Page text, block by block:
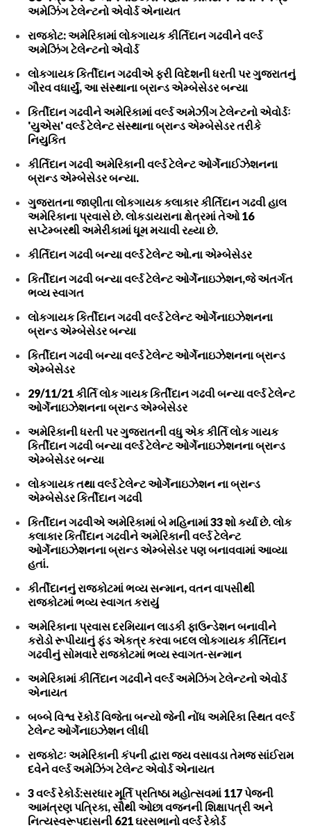
અમેઝિંગ ટેલેન્ટનો એવોર્ડ એનાયત
રાજકોટ: અમેરિકામાં લોકગાયક કીર્તિદાન ગઢવીને વર્લ્ડ
અમેઝિંગ ટેલેન્ટનો એવોર્ડ
લોકગાયક કિર્તીદાન ગઢવીએ ફરી વિદેશની ધરતી પર ગુજરાતનું
ગૌરવ વધાર્યું, આ સંસ્થાના બ્રાન્ડ એમ્બેસેડર બન્યા
કિર્તીદાન ગઢવીને અમેરિકામાં વર્લ્ડ અમેઝીંગ ટેલેન્ટનો એવોર્ડઃ
'યુએસ' વર્લ્ડ ટેલેન્ટ સંસ્થાના બ્રાન્ડ એમ્બેસેડર તરીકે
નિયુકિત
કીર્તિદાન ગઢવી અમેરિકાની વર્લ્ડ ટેલેન્ટ ઓર્ગેનાઈઝેશનના
બ્રાન્ડ એમ્બેસેડર બન્યા.
ગુજરાતના જાણીતા લોકગાયક કલાકાર કીર્તિદાન ગઢવી હાલ
અમેરિકાના પ્રવાસે છે. લોકડાયરાના ક્ષેત્રમાં તેઓ 16
સપ્ટેમ્બરથી અમેરીકામાં ધૂમ મચાવી રહ્યા છે.
કીર્તિદાન ગઢવી બન્યા વર્લ્ડ ટેલેન્ટ ઓ.ના એમ્બેસેડર
કિર્તીદાન ગઢવી બન્યા વર્લ્ડ ટેલેન્ટ ઓર્ગેનાઇઝેશન,જે અંતર્ગત
ભવ્ય સ્વાગત
લોકગાયક કિર્તીદાન ગઢવી વર્લ્ડ ટેલેન્ટ ઓર્ગેનાઇઝેશનના
બ્રાન્ડ એમ્બેસેડર બન્યા
કિર્તીદાન ગઢવી બન્યા વર્લ્ડ ટેલેન્ટ ઓર્ગેનાઇઝેશનના બ્રાન્ડ
એમ્બેસેડર
29/11/21 કીર્તિ લોક ગાયક કિર્તીદાન ગઢવી બન્યા વર્લ્ડ ટેલેન્ટ
ઓર્ગેનાઇઝેશનના બ્રાન્ડ એમ્બેસેડર
અમેરિકાની ધરતી પર ગુજરાતની વધુ એક કીર્તિ લોક ગાયક
કિર્તીદાન ગઢવી બન્યા વર્લ્ડ ટેલેન્ટ ઓર્ગેનાઇઝેશનના બ્રાન્ડ
એમ્બેસેડર બન્યા
લોકગાયક તથા વર્લ્ડ ટેલેન્ટ ઓર્ગેનાઇઝેશન ના બ્રાન્ડ
એમ્બેસેડર કિર્તીદાન ગઢવી
કિર્તીદાન ગઢવીએ અમેરિકામાં બે મહિનામાં 33 શો કર્યા છે. લોક
કલાકાર કિર્તીદાન ગઢવીને અમેરિકાની વર્લ્ડ ટેલેન્ટ
ઓર્ગેનાઇઝેશનના બ્રાન્ડ એમ્બેસેડર પણ બનાવવામાં આવ્યા
હતાં.
કીર્તીદાનનું રાજકોટમાં ભવ્ય સન્માન, વતન વાપસીથી
રાજકોટમાં ભવ્ય સ્વાગત કરાયું
અમેરિકાના પ્રવાસ દરમિયાન લાડકી ફાઉન્ડેશન બનાવીને
કરોડો રૂપીયાનું ફંડ એકત્ર કરવા બદલ લોકગાયક કીર્તિદાન
ગઢવીનું સોમવારે રાજકોટમાં ભવ્ય સ્વાગત-સન્માન
અમેરિકામાં કીર્તિદાન ગઢવીને વર્લ્ડ અમેઝિંગ ટેલેન્ટનો એવોર્ડ
એનાયત
બબ્બે વિશ્વ રૅકોર્ડ વિજેતા બન્યો જેની નોંધ અમેરિકા સ્થિત વર્લ્ડ
ટેલેન્ટ ઓર્ગેનાઇઝેશન લીધી
રાજકોટઃ અમેરિકાની કંપની દ્વારા જય વસાવડા તેમજ સાંઈરામ
દવેને વર્લ્ડ અમેઝિંગ ટેલેન્ટ એવોર્ડ એનાયત
3 વર્લ્ડ રેકોર્ડ:સરધાર મૂર્તિ પ્રતિષ્ઠા મહોત્સવમાં 117 પેજની
આમંત્રણ પત્રિકા, સૌથી ઓછા વજનની શિક્ષાપત્રી અને
નિત્યસ્વરૂપદાસની 621 ઘરસભાનો વર્લ્ડ રેકોર્ડ